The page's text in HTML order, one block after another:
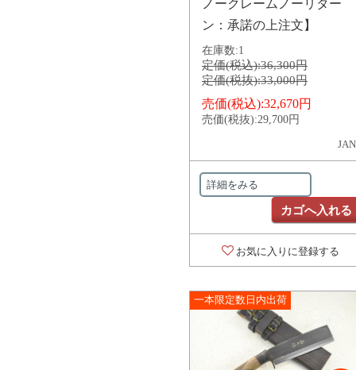
ノークレームノーリター
ン：承諾の上注文】
在庫数:1
定価(税込):36,300円
定価(税抜):33,000円
売価(税込):32,670円
売価(税抜):29,700円
詳細をみる
カゴへ入れる
お気に入りに登録する
一本限定数日内出荷